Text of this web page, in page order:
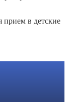
прием в детские